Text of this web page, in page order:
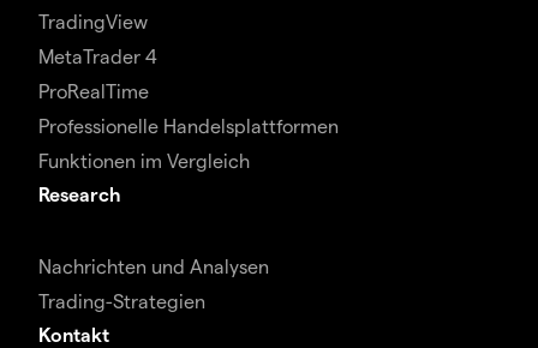
TradingView
MetaTrader 4
ProRealTime
Professionelle Handelsplattformen
Funktionen im Vergleich
Research
Nachrichten und Analysen
Trading-Strategien
Kontakt